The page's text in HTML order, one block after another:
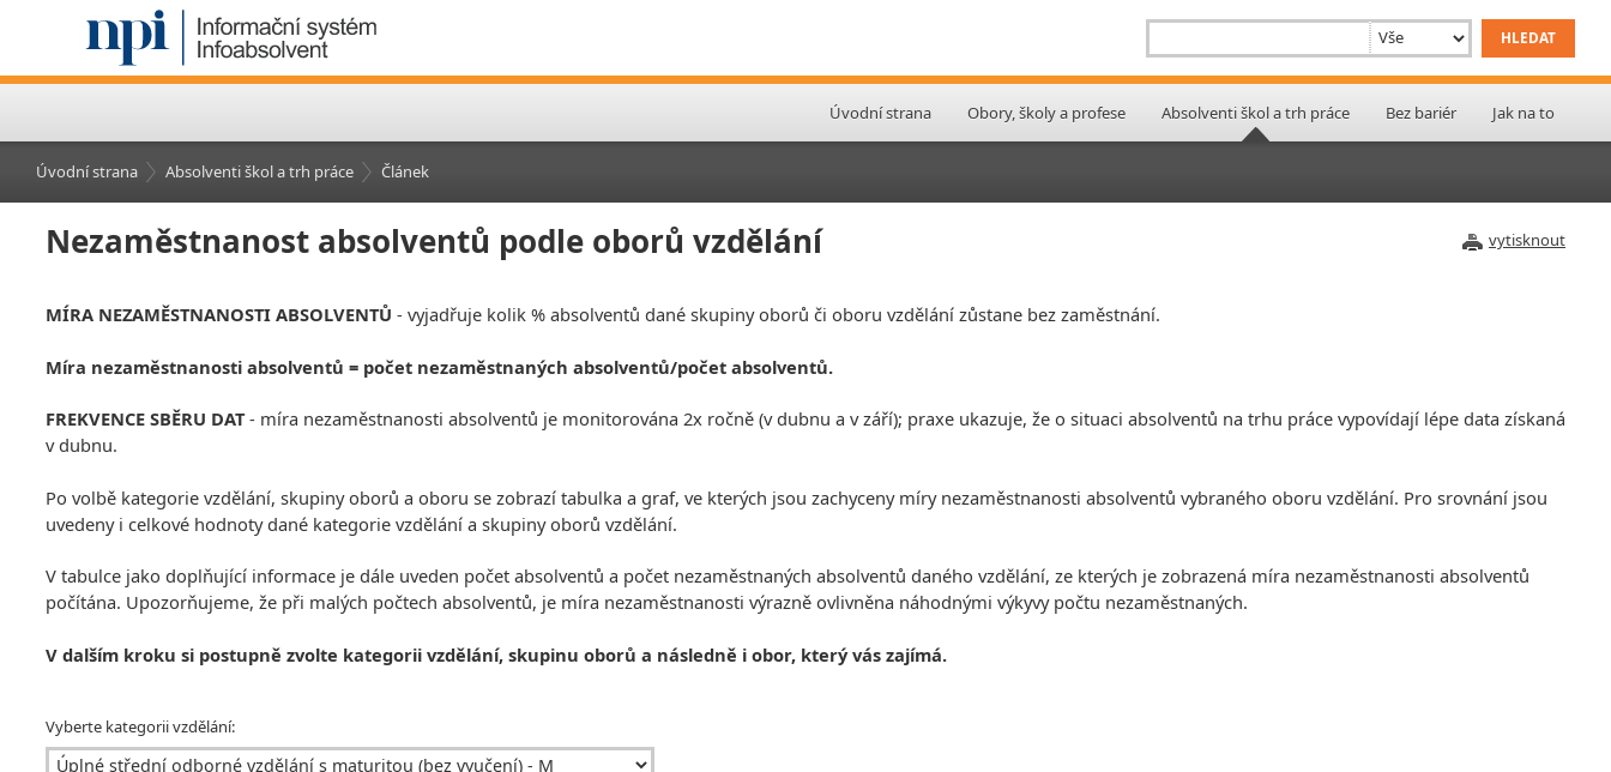
Úvodní strana Obory, školy a profese Absolventi škol a trh práce Bez bariér Jak na to
Úvodní strana Absolventi škol a trh práce Článek
vytisknout
Nezaměstnanost absolventů podle oborů vzdělání
MÍRA NEZAMĚSTNANOSTI ABSOLVENTŮ - vyjadřuje kolik % absolventů dané skupiny oborů či oboru vzdělání zůstane bez zaměstnání.
Míra nezaměstnanosti absolventů = počet nezaměstnaných absolventů/počet absolventů.
FREKVENCE SBĚRU DAT- míra nezaměstnanosti absolventů je monitorována 2x ročně (v dubnu a v září); praxe ukazuje, že o situaci absolventů na trhu práce vypovídají lépe data získaná
v dubnu.
Po volbě kategorie vzdělání, skupiny oborů a oboru se zobrazí tabulka a graf, ve kterých jsou zachyceny míry nezaměstnanosti absolventů vybraného oboru vzdělání. Pro srovnání jsou
uvedeny i celkové hodnoty dané kategorie vzdělání a skupiny oborů vzdělání.
V tabulce jako doplňující informace je dále uveden počet absolventů a počet nezaměstnaných absolventů daného vzdělání, ze kterých je zobrazená míra nezaměstnanosti absolventů
počítána. Upozorňujeme, že při malých počtech absolventů, je míra nezaměstnanosti výrazně ovlivněna náhodnými výkyvy počtu nezaměstnaných.
V dalším kroku si postupně zvolte kategorii vzdělání, skupinu oborů a následně i obor, který vás zajímá.
Vyberte kategorii vzdělání: